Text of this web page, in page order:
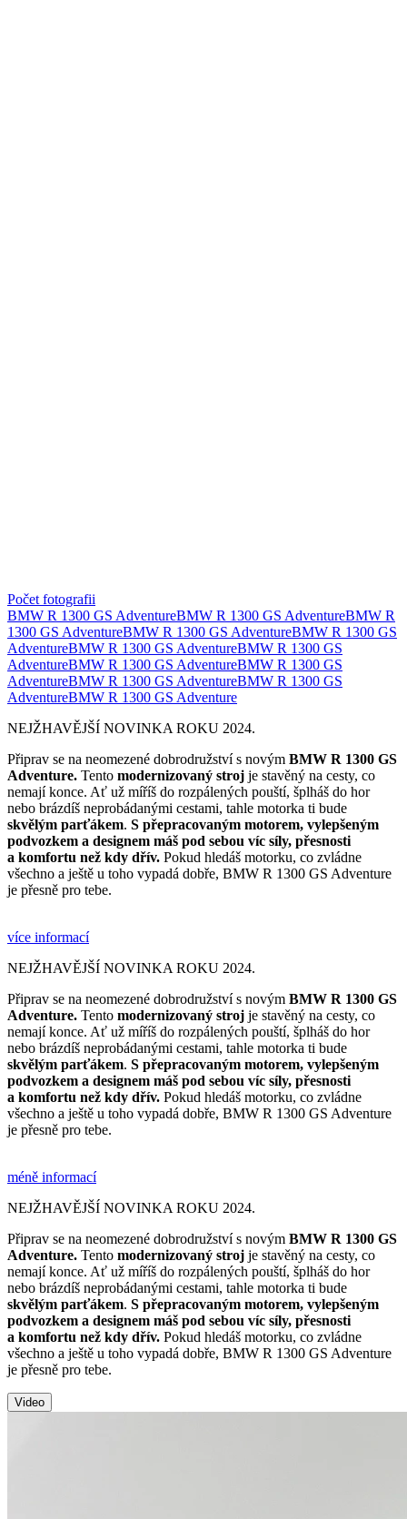
Počet fotografii
BMW R 1300 GS AdventureBMW R 1300 GS AdventureBMW R
1300 GS AdventureBMW R 1300 GS AdventureBMW R 1300 GS
AdventureBMW R 1300 GS AdventureBMW R 1300 GS
AdventureBMW R 1300 GS AdventureBMW R 1300 GS
AdventureBMW R 1300 GS AdventureBMW R 1300 GS
AdventureBMW R 1300 GS Adventure
NEJŽHAVĚJŠÍ NOVINKA ROKU 2024.
Připrav se na neomezené dobrodružství s novým BMW R 1300 GS
Adventure. Tento modernizovaný stroj je stavěný na cesty, co
nemají konce. Ať už míříš do rozpálených pouští, šplháš do hor
nebo brázdíš neprobádanými cestami, tahle motorka ti bude
skvělým parťákem. S přepracovaným motorem, vylepšeným
podvozkem a designem máš pod sebou víc síly, přesnosti
a komfortu než kdy dřív. Pokud hledáš motorku, co zvládne
všechno a ještě u toho vypadá dobře, BMW R 1300 GS Adventure
je přesně pro tebe.
více informací
NEJŽHAVĚJŠÍ NOVINKA ROKU 2024.
Připrav se na neomezené dobrodružství s novým BMW R 1300 GS
Adventure. Tento modernizovaný stroj je stavěný na cesty, co
nemají konce. Ať už míříš do rozpálených pouští, šplháš do hor
nebo brázdíš neprobádanými cestami, tahle motorka ti bude
skvělým parťákem. S přepracovaným motorem, vylepšeným
podvozkem a designem máš pod sebou víc síly, přesnosti
a komfortu než kdy dřív. Pokud hledáš motorku, co zvládne
všechno a ještě u toho vypadá dobře, BMW R 1300 GS Adventure
je přesně pro tebe.
méně informací
NEJŽHAVĚJŠÍ NOVINKA ROKU 2024.
Připrav se na neomezené dobrodružství s novým BMW R 1300 GS
Adventure. Tento modernizovaný stroj je stavěný na cesty, co
nemají konce. Ať už míříš do rozpálených pouští, šplháš do hor
nebo brázdíš neprobádanými cestami, tahle motorka ti bude
skvělým parťákem. S přepracovaným motorem, vylepšeným
podvozkem a designem máš pod sebou víc síly, přesnosti
a komfortu než kdy dřív. Pokud hledáš motorku, co zvládne
všechno a ještě u toho vypadá dobře, BMW R 1300 GS Adventure
je přesně pro tebe.
Video